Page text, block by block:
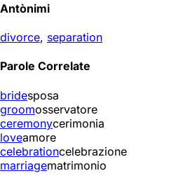
Antònimi
divorce, separation
Parole Correlate
bridesposa
groomosservatore
ceremonycerimonia
loveamore
celebrationcelebrazione
marriagematrimonio